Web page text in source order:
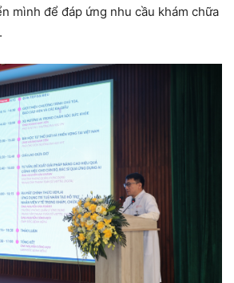
mình để đáp ứng nhu cầu khám chữa